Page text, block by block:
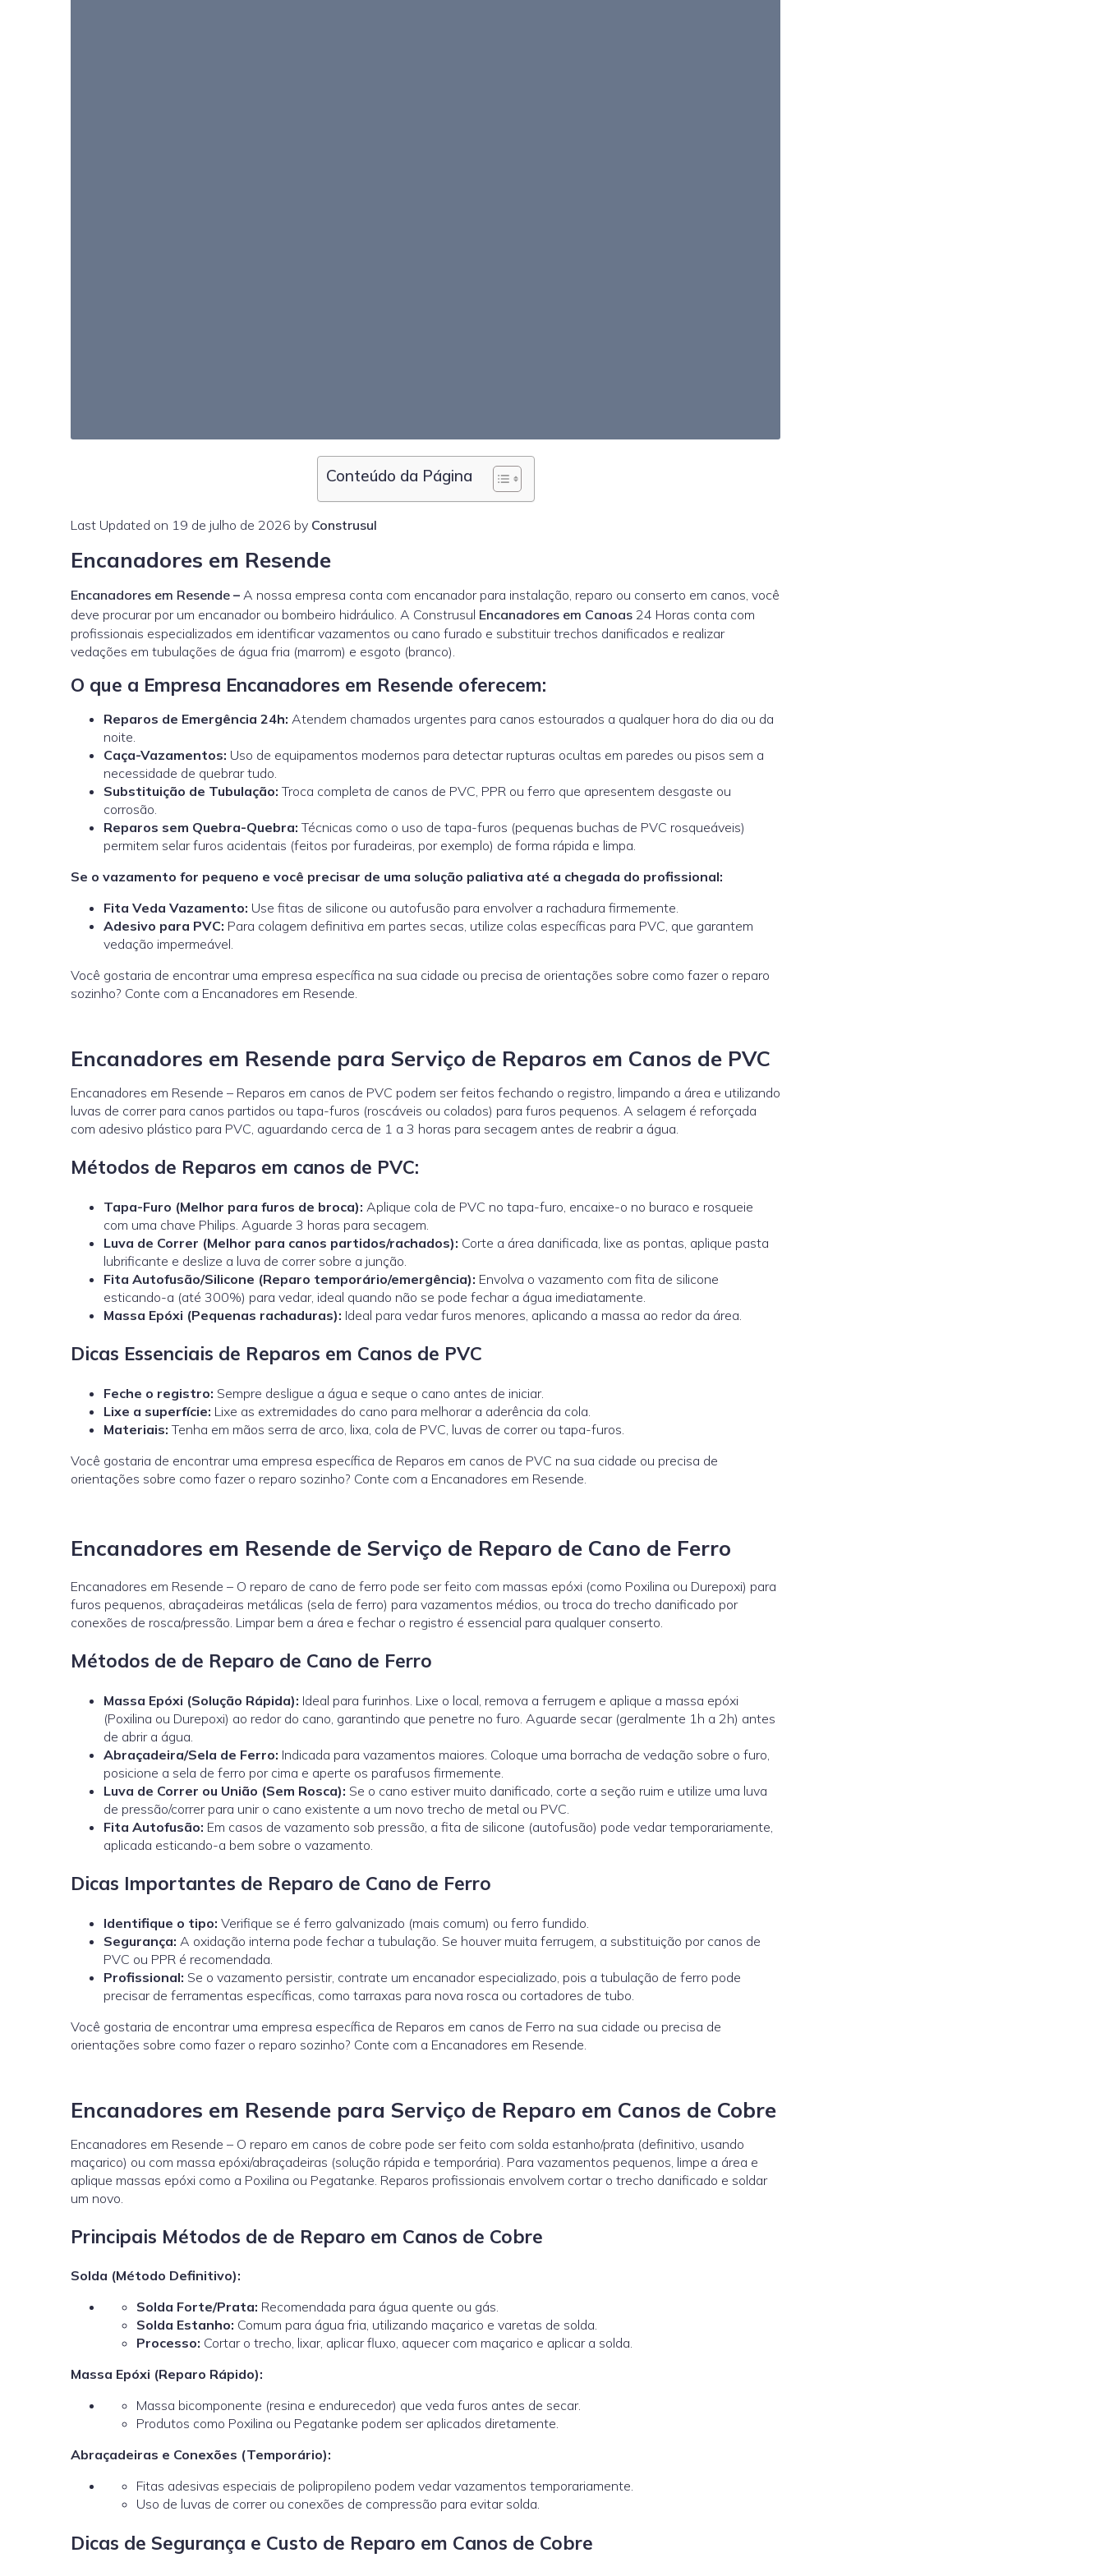
Conteúdo da Página
Last Updated on 19 de julho de 2026 by Construsul
Encanadores em Resende
Encanadores em Resende – A nossa empresa conta com encanador para instalação, reparo ou conserto em canos, você
deve procurar por um encanador ou bombeiro hidráulico. A Construsul Encanadores em Canoas 24 Horas conta com
profissionais especializados em identificar vazamentos ou cano furado e substituir trechos danificados e realizar
vedações em tubulações de água fria (marrom) e esgoto (branco).
O que a Empresa Encanadores em Resende oferecem:
Reparos de Emergência 24h: Atendem chamados urgentes para canos estourados a qualquer hora do dia ou da
noite.
Caça-Vazamentos: Uso de equipamentos modernos para detectar rupturas ocultas em paredes ou pisos sem a
necessidade de quebrar tudo.
Substituição de Tubulação: Troca completa de canos de PVC, PPR ou ferro que apresentem desgaste ou
corrosão.
Reparos sem Quebra-Quebra: Técnicas como o uso de tapa-furos (pequenas buchas de PVC rosqueáveis)
permitem selar furos acidentais (feitos por furadeiras, por exemplo) de forma rápida e limpa.
Se o vazamento for pequeno e você precisar de uma solução paliativa até a chegada do profissional:
Fita Veda Vazamento: Use fitas de silicone ou autofusão para envolver a rachadura firmemente.
Adesivo para PVC: Para colagem definitiva em partes secas, utilize colas específicas para PVC, que garantem
vedação impermeável.
Você gostaria de encontrar uma empresa específica na sua cidade ou precisa de orientações sobre como fazer o reparo
sozinho? Conte com a Encanadores em Resende.
Encanadores em Resende para Serviço de Reparos em Canos de PVC
Encanadores em Resende – Reparos em canos de PVC podem ser feitos fechando o registro, limpando a área e utilizando
luvas de correr para canos partidos ou tapa-furos (roscáveis ou colados) para furos pequenos. A selagem é reforçada
com adesivo plástico para PVC, aguardando cerca de 1 a 3 horas para secagem antes de reabrir a água.
Métodos de Reparos em canos de PVC:
Tapa-Furo (Melhor para furos de broca): Aplique cola de PVC no tapa-furo, encaixe-o no buraco e rosqueie
com uma chave Philips. Aguarde 3 horas para secagem.
Luva de Correr (Melhor para canos partidos/rachados): Corte a área danificada, lixe as pontas, aplique pasta
lubrificante e deslize a luva de correr sobre a junção.
Fita Autofusão/Silicone (Reparo temporário/emergência): Envolva o vazamento com fita de silicone
esticando-a (até 300%) para vedar, ideal quando não se pode fechar a água imediatamente.
Massa Epóxi (Pequenas rachaduras): Ideal para vedar furos menores, aplicando a massa ao redor da área.
Dicas Essenciais de Reparos em Canos de PVC
Feche o registro: Sempre desligue a água e seque o cano antes de iniciar.
Lixe a superfície: Lixe as extremidades do cano para melhorar a aderência da cola.
Materiais: Tenha em mãos serra de arco, lixa, cola de PVC, luvas de correr ou tapa-furos.
Você gostaria de encontrar uma empresa específica de Reparos em canos de PVC na sua cidade ou precisa de
orientações sobre como fazer o reparo sozinho? Conte com a Encanadores em Resende.
Encanadores em Resende de Serviço de Reparo de Cano de Ferro
Encanadores em Resende – O reparo de cano de ferro pode ser feito com massas epóxi (como Poxilina ou Durepoxi) para
furos pequenos, abraçadeiras metálicas (sela de ferro) para vazamentos médios, ou troca do trecho danificado por
conexões de rosca/pressão. Limpar bem a área e fechar o registro é essencial para qualquer conserto.
Métodos de de Reparo de Cano de Ferro
Massa Epóxi (Solução Rápida): Ideal para furinhos. Lixe o local, remova a ferrugem e aplique a massa epóxi
(Poxilina ou Durepoxi) ao redor do cano, garantindo que penetre no furo. Aguarde secar (geralmente 1h a 2h) antes
de abrir a água.
Abraçadeira/Sela de Ferro: Indicada para vazamentos maiores. Coloque uma borracha de vedação sobre o furo,
posicione a sela de ferro por cima e aperte os parafusos firmemente.
Luva de Correr ou União (Sem Rosca): Se o cano estiver muito danificado, corte a seção ruim e utilize uma luva
de pressão/correrpara unir o cano existente a um novo trecho de metal ou PVC.
Fita Autofusão: Em casos de vazamento sob pressão, a fita de silicone (autofusão) pode vedar temporariamente,
aplicada esticando-a bem sobre o vazamento.
Dicas Importantes de Reparo de Cano de Ferro
Identifique o tipo: Verifique se é ferro galvanizado (mais comum) ou ferro fundido.
Segurança: A oxidação interna pode fechar a tubulação. Se houver muita ferrugem, a substituição por canos de
PVC ou PPR é recomendada.
Profissional: Se o vazamento persistir, contrate um encanador especializado, pois a tubulação de ferro pode
precisar de ferramentas específicas, como tarraxas para nova rosca ou cortadores de tubo.
Você gostaria de encontrar uma empresa específica de Reparos em canos de Ferro na sua cidade ou precisa de
orientações sobre como fazer o reparo sozinho? Conte com a Encanadores em Resende.
Encanadores em Resende para Serviço de Reparo em Canos de Cobre
Encanadores em Resende – O reparo em canos de cobre pode ser feito com solda estanho/prata (definitivo, usando
maçarico) ou com massa epóxi/abraçadeiras (solução rápida e temporária). Para vazamentos pequenos, limpe a área e
aplique massas epóxi como a Poxilina ou Pegatanke. Reparos profissionais envolvem cortar o trecho danificado e soldar
um novo.
Principais Métodos de de Reparo em Canos de Cobre
Solda (Método Definitivo):
Solda Forte/Prata: Recomendada para água quente ou gás.
Solda Estanho: Comum para água fria, utilizando maçarico e varetas de solda.
Processo: Cortar o trecho, lixar, aplicar fluxo, aquecer com maçarico e aplicar a solda.
Massa Epóxi (Reparo Rápido):
Massa bicomponente (resina e endurecedor) que veda furos antes de secar.
Produtos como Poxilina ou Pegatanke podem ser aplicados diretamente.
Abraçadeiras e Conexões (Temporário):
Fitas adesivas especiais de polipropileno podem vedar vazamentos temporariamente.
Uso de luvas de correr ou conexões de compressão para evitar solda.
Dicas de Segurança e Custo de Reparo em Canos de Cobre